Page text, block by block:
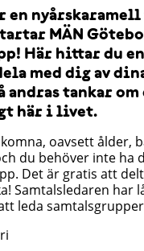
en
MÄN
Här hittar du
med dig av
andras tankar om
här i livet.
oavsett ålder,
du behöver inte ha
Det är gratis att
Samtalsledaren har
leda